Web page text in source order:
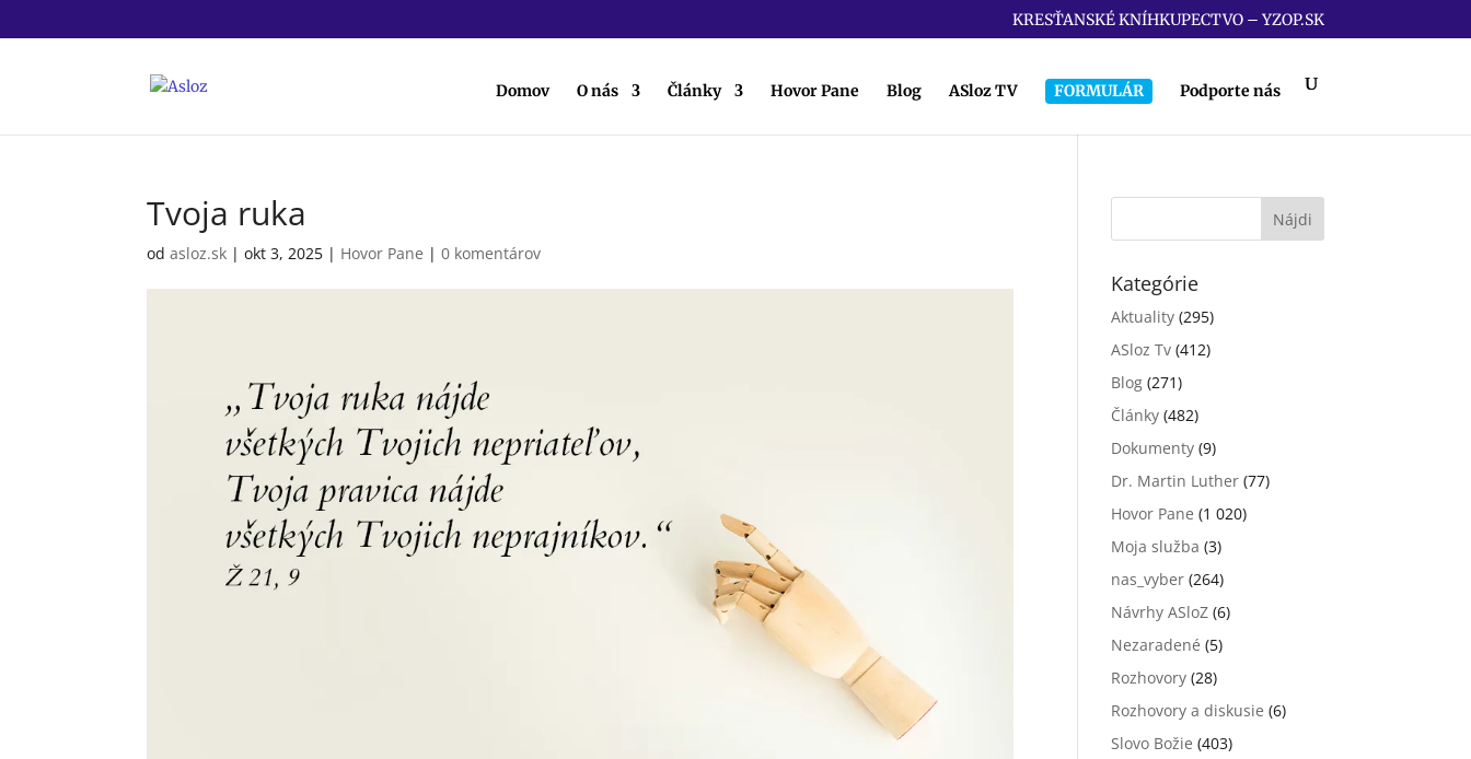
KRESŤANSKÉ KNÍHKUPECTVO – YZOP.SK
Domov O nás Články Hovor Pane Blog ASloz TV FORMULÁR Podporte nás
Tvoja ruka
odasloz.sk |okt 3, 2025 | Hovor Pane |0 komentárov
Kategórie
Aktuality (295)
ASloz Tv (412)
Blog (271)
Články (482)
Dokumenty (9)
Dr. Martin Luther (77)
Hovor Pane (1 020)
Moja služba (3)
nas_vyber (264)
Návrhy ASloZ (6)
Nezaradené (5)
Rozhovory (28)
Rozhovory a diskusie (6)
Slovo Božie (403)